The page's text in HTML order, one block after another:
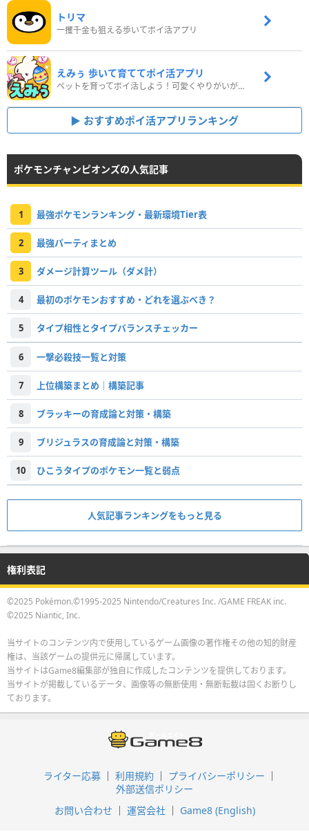
トリマ
一攫千金も狙える歩いてポイ活アプリ
えみぅ 歩いて育ててポイ活アプリ
ペットを育ってポイ活しよう！可愛くやりがいがある新感覚アプリ
おすすめポイ活アプリランキング
ポケモンチャンピオンズの人気記事
1 最強ポケモンランキング・最新環境Tier表
2 最強パーティまとめ
3 ダメージ計算ツール（ダメ計）
4 最初のポケモンおすすめ・どれを選ぶべき？
5 タイプ相性とタイプバランスチェッカー
6 一撃必殺技一覧と対策
7 上位構築まとめ｜構築記事
8 ブラッキーの育成論と対策・構築
9 ブリジュラスの育成論と対策・構築
10 ひこうタイプのポケモン一覧と弱点
人気記事ランキングをもっと見る
権利表記
©2025 Pokémon.©1995-2025 Nintendo/Creatures Inc. /GAME FREAK inc.
©2025 Niantic, Inc.
当サイトのコンテンツ内で使用しているゲーム画像の著作権その他の知的財産
権は、当該ゲームの提供元に帰属しています。
当サイトはGame8編集部が独自に作成したコンテンツを提供しております。
当サイトが掲載しているデータ、画像等の無断使用・無断転載は固くお断りし
ております。
ライター応募 利用規約
プライバシーポリシー
外部送信ポリシー
お問い合わせ
運営会社 Game8 (English)